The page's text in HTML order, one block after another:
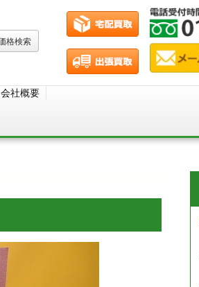
会社概要